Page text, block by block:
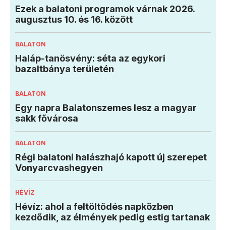
Ezek a balatoni programok várnak 2026.
augusztus 10. és 16. között
BALATON
Haláp-tanösvény: séta az egykori
bazaltbánya területén
BALATON
Egy napra Balatonszemes lesz a magyar
sakk fővárosa
BALATON
Régi balatoni halászhajó kapott új szerepet
Vonyarcvashegyen
HÉVÍZ
Hévíz: ahol a feltöltődés napközben
kezdődik, az élmények pedig estig tartanak